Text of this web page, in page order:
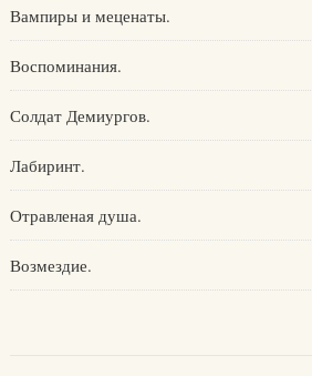
Вампиры и меценаты.
Воспоминания.
Солдат Демиургов.
Лабиринт.
Отравленая душа.
Возмездие.